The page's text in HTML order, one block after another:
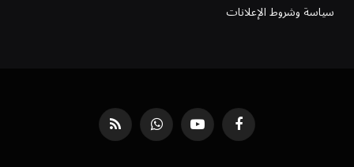
سياسة وشروط الإعلانات
فيسبوك يوتيوب واتساب RSS